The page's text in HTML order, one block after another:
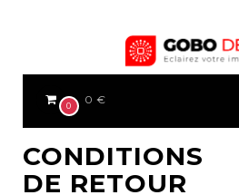
0 0 €
CONDITIONS
DE RETOUR